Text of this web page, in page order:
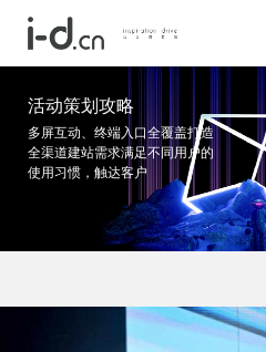
活动策划攻略
多屏互动、终端入口全覆盖打造
全渠道建站需求满足不同用户的
使用习惯，触达客户